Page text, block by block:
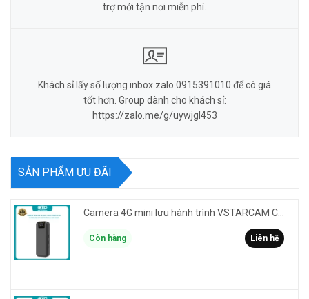
trợ mới tận nơi miễn phí.
Khách sỉ lấy số lượng inbox zalo 0915391010 để có giá
tốt hơn. Group dành cho khách sỉ:
https://zalo.me/g/uywjgl453
SẢN PHẨM ƯU ĐÃI
Còn hàng Liên hệ